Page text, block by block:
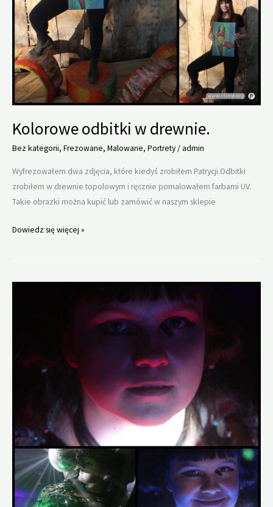
Kolorowe odbitki w drewnie.
Bez kategorii, Frezowane, Malowane, Portrety/admin
Wyfrezowałem dwa zdjęcia, które kiedyś zrobiłem Patrycji.Odbitki
zrobiłem w drewnie topolowym i ręcznie pomalowałem farbami UV.
Takie obrazki można kupić lub zamówić w naszym sklepie
Kolorowe
Dowiedz się więcej »